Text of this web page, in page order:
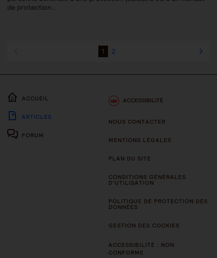
de protection…
1 2
ACCUEIL
ARTICLES
FORUM
ACCESSIBILITÉ
NOUS CONTACTER
MENTIONS LÉGALES
PLAN DU SITE
CONDITIONS GÉNÉRALES
D’UTILISATION
POLITIQUE DE PROTECTION DES
DONNÉES
GESTION DES COOKIES
ACCESSIBILITÉ : NON
CONFORME